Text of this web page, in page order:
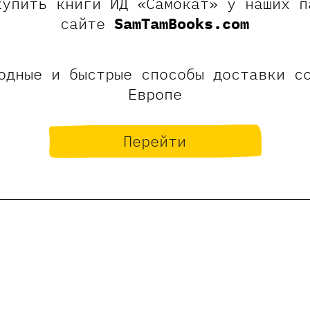
сайтеSamTamBooks.com
и быстрые способы доставки
Европе
Перейти
что отзывы могут оставлять только
и режиссерское. Работает в
в цирке, аниматор со стажем в 15 лет,